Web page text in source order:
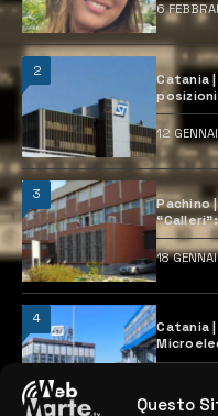
Questo
6
2
Catania
12
3
Pachino
18
4
Catania
previste